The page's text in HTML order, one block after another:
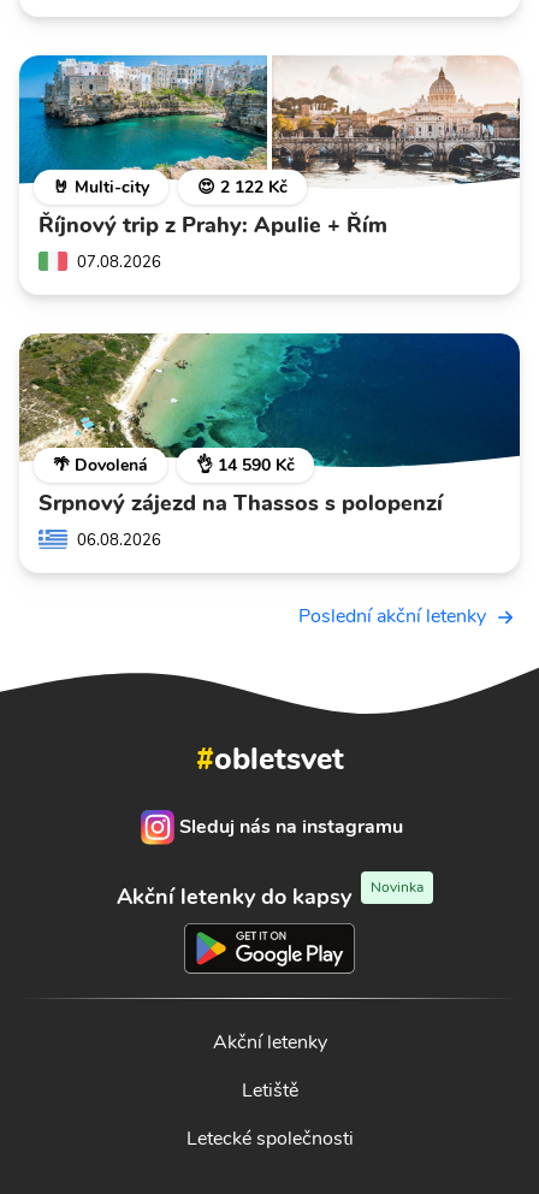
🤘 Multi-city 😍 2 122 Kč
Říjnový trip z Prahy: Apulie + Řím
07.08.2026
🌴 Dovolená 👌 14 590 Kč
Srpnový zájezd na Thassos s polopenzí
06.08.2026
Poslední akční letenky
#obletsvet
Sleduj nás na instagramu
Akční letenky do kapsy Novinka
Akční letenky
Letiště
Letecké společnosti